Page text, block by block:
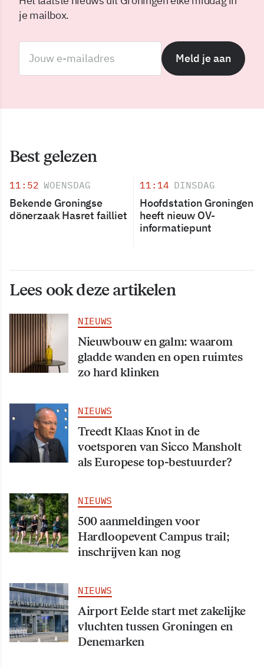
je mailbox.
Meld je aan
Best gelezen
11:52 WOENSDAG
Bekende Groningse
dönerzaak Hasret failliet
11:14 DINSDAG
Hoofdstation Groningen
heeft nieuw OV-
informatiepunt
Lees ook deze artikelen
NIEUWS
Nieuwbouw en galm: waarom
gladde wanden en open ruimtes
zo hard klinken
NIEUWS
Treedt Klaas Knot in de
voetsporen van Sicco Mansholt
als Europese top-bestuurder?
NIEUWS
500 aanmeldingen voor
Hardloopevent Campus trail;
inschrijven kan nog
NIEUWS
Airport Eelde start met zakelijke
vluchten tussen Groningen en
Denemarken